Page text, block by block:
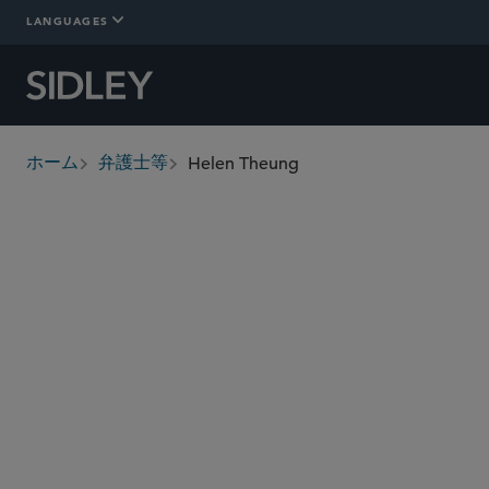
LANGUAGES
breadcrumbs
ホーム 弁護士等 Helen Theung